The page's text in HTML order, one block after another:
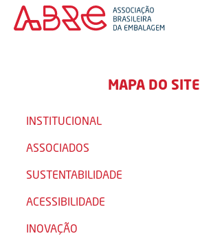
MAPA DO SITE
INSTITUCIONAL
ASSOCIADOS
SUSTENTABILIDADE
ACESSIBILIDADE
INOVAÇÃO